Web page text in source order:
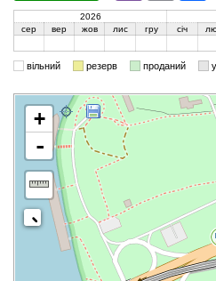
2026
сер
вер жов лис гру січ
вільний резерв проданий
+
-